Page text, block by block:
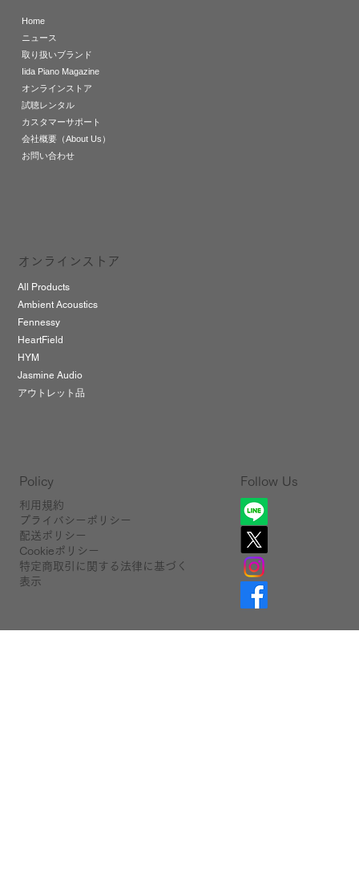
Home
ニュース
取り扱いブランド
Iida Piano Magazine
オンラインストア
試聴レンタル
カスタマーサポート
会社概要（About Us）
お問い合わせ
オンラインストア
All Products
Ambient Acoustics
Fennessy
HeartField
HYM
Jasmine Audio
アウトレット品
Policy
利用規約
プライバシーポリシー
配送ポリシー
Cookieポリシー
特定商取引に関する法律に基づく
表示
Follow Us